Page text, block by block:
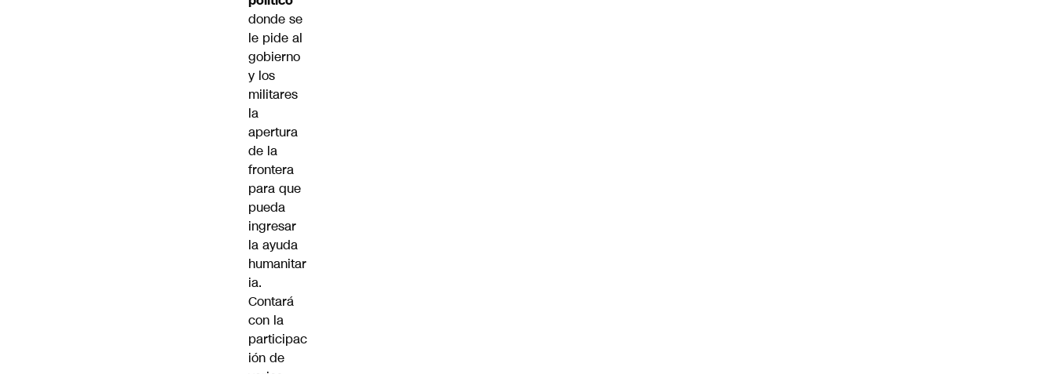
donde se
le pide al
gobierno
y los
militares
la
apertura
de la
frontera
para que
pueda
ingresar
la ayuda
humanitar
ia.
Contará
con la
participac
ión de